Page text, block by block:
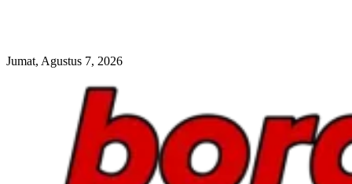
Jumat, Agustus 7, 2026